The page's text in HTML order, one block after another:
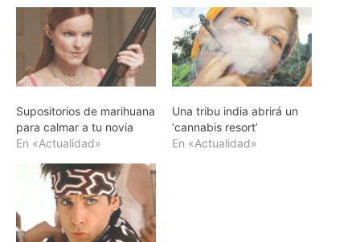
Supositorios de marihuana
para calmar a tu novia
En «Actualidad»
Una tribu india abrirá un
‘cannabis resort’
En «Actualidad»